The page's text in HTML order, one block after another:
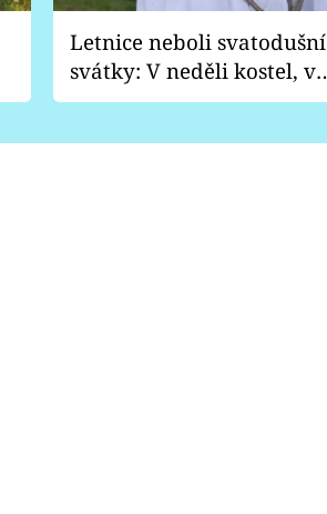
Letnice neboli svatodušní
svátky: V neděli kostel, v
pondělí zábava